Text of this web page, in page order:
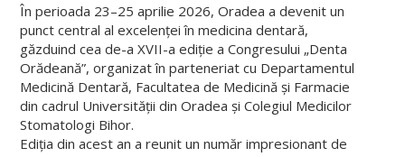
În perioada 23–25 aprilie 2026, Oradea a devenit un
punct central al excelenței în medicina dentară,
găzduind cea de-a XVII-a ediție a Congresului „Denta
Orădeană”, organizat în parteneriat cu Departamentul
Medicină Dentară, Facultatea de Medicină și Farmacie
din cadrul Universității din Oradea și Colegiul Medicilor
Stomatologi Bihor.
Ediția din acest an a reunit un număr impresionant de